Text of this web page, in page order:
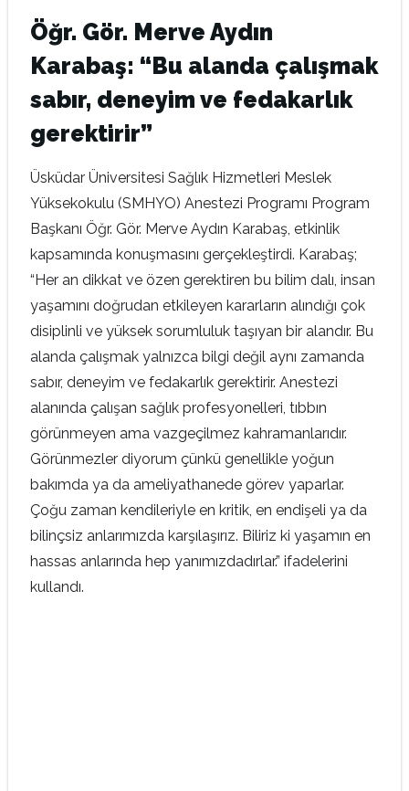
Öğr. Gör. Merve Aydın
Karabaş: “Bu alanda çalışmak
sabır, deneyim ve fedakarlık
gerektirir”
Üsküdar Üniversitesi Sağlık Hizmetleri Meslek
Yüksekokulu (SMHYO) Anestezi Programı Program
Başkanı Öğr. Gör. Merve Aydın Karabaş, etkinlik
kapsamında konuşmasını gerçekleştirdi. Karabaş;
“Her an dikkat ve özen gerektiren bu bilim dalı, insan
yaşamını doğrudan etkileyen kararların alındığı çok
disiplinli ve yüksek sorumluluk taşıyan bir alandır. Bu
alanda çalışmak yalnızca bilgi değil aynı zamanda
sabır, deneyim ve fedakarlık gerektirir. Anestezi
alanında çalışan sağlık profesyonelleri, tıbbın
görünmeyen ama vazgeçilmez kahramanlarıdır.
Görünmezler diyorum çünkü genellikle yoğun
bakımda ya da ameliyathanede görev yaparlar.
Çoğu zaman kendileriyle en kritik, en endişeli ya da
bilinçsiz anlarımızda karşılaşırız. Biliriz ki yaşamın en
hassas anlarında hep yanımızdadırlar.” ifadelerini
kullandı.